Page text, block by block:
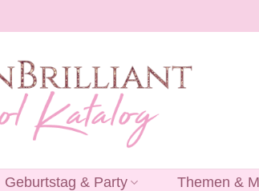
Geburtstag & Party Themen &